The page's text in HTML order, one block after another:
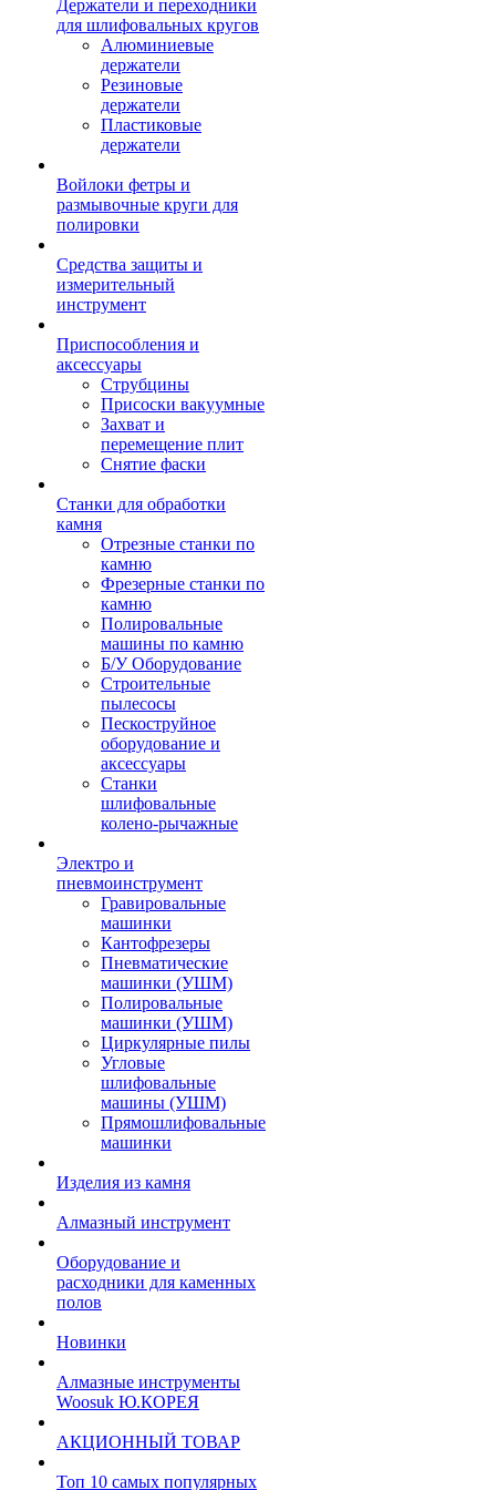
Держатели и переходники
для шлифовальных кругов
Алюминиевые
держатели
Резиновые
держатели
Пластиковые
держатели
Войлоки фетры и
размывочные круги для
полировки
Средства защиты и
измерительный
инструмент
Приспособления и
аксессуары
Струбцины
Присоски вакуумные
Захват и
перемещение плит
Снятие фаски
Станки для обработки
камня
Отрезные станки по
камню
Фрезерные станки по
камню
Полировальные
машины по камню
Б/У Оборудование
Строительные
пылесосы
Пескоструйное
оборудование и
аксессуары
Станки
шлифовальные
колено-рычажные
Электро и
пневмоинструмент
Гравировальные
машинки
Кантофрезеры
Пневматические
машинки (УШМ)
Полировальные
машинки (УШМ)
Циркулярные пилы
Угловые
шлифовальные
машины (УШМ)
Прямошлифовальные
машинки
Изделия из камня
Алмазный инструмент
Оборудование и
расходники для каменных
полов
Новинки
Алмазные инструменты
Woosuk Ю.КОРЕЯ
АКЦИОННЫЙ ТОВАР
Топ 10 самых популярных